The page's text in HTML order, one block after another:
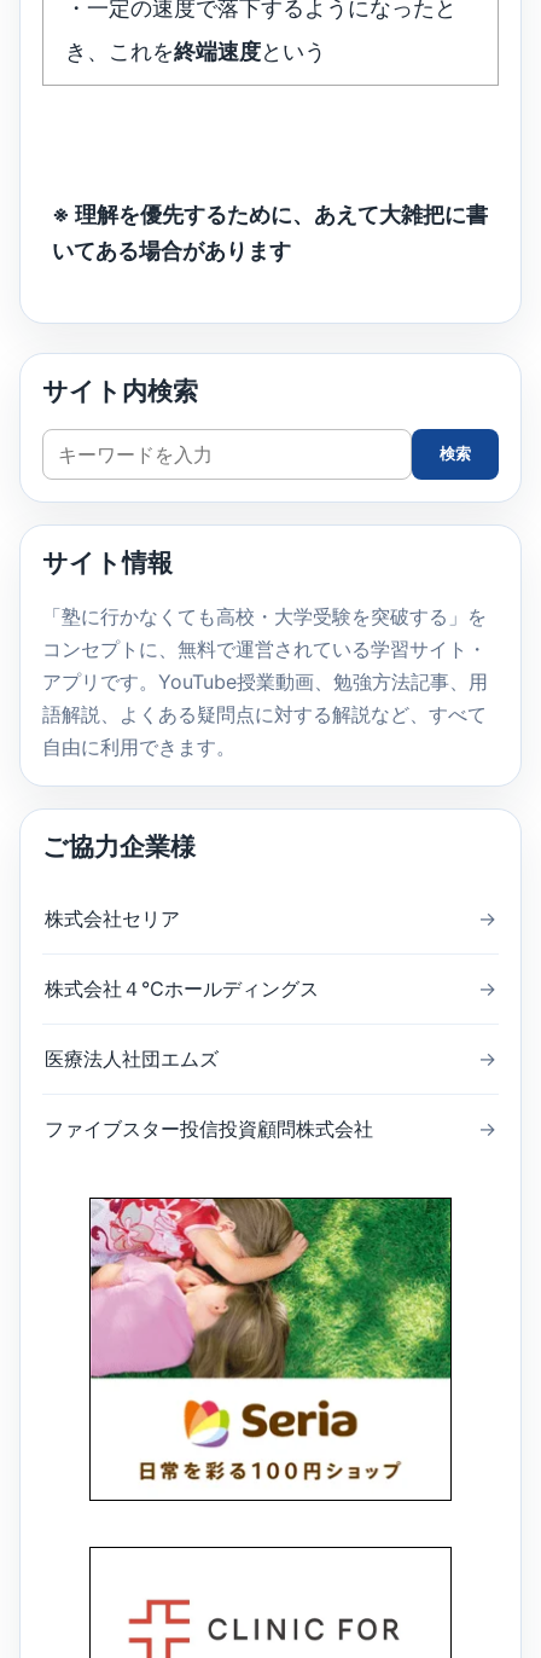
・一定の速度で落下するようになったと
き、これを終端速度という
※ 理解を優先するために、あえて大雑把に書
いてある場合があります
サイト内検索
サ
イ
ト
検
索
検索
サイト情報
「塾に行かなくても高校・大学受験を突破する」を
コンセプトに、無料で運営されている学習サイト・
アプリです。YouTube授業動画、勉強方法記事、用
語解説、よくある疑問点に対する解説など、すべて
自由に利用できます。
ご協力企業様
株式会社セリア →
株式会社４℃ホールディングス →
医療法人社団エムズ →
ファイブスター投信投資顧問株式会社 →